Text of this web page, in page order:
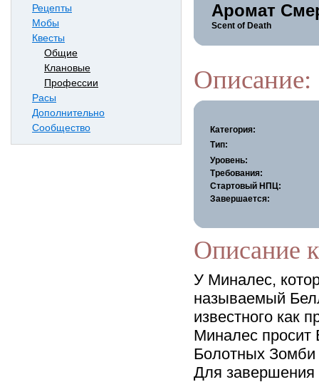
Рецепты
Мобы
Квесты
Общие
Клановые
Профессии
Расы
Дополнительно
Сообщество
Аромат
Scent of Death
Описание:
Категория:
Тип:
Уровень:
Требования:
Стартовый НПЦ:
Завершается:
Описание
У Миналес,
называемый
известного как
Миналес просит
Болотных Зомби
Для